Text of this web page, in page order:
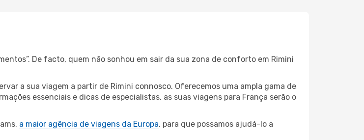
De facto, quem não sonhou em sair da sua zona de conforto em Rimini
a sua viagem a partir de Rimini connosco. Oferecemos uma ampla gama de
essenciais e dicas de especialistas, as suas viagens para França serão o
a maior agência de viagens da Europa, para que possamos ajudá-lo a